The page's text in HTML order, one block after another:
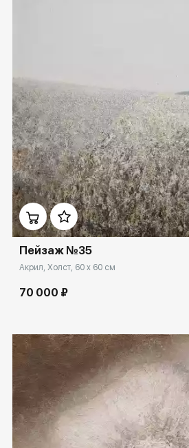
Домен:
Пейзаж №35
Акрил, Холст, 60 x 60 см
70 000 ₽